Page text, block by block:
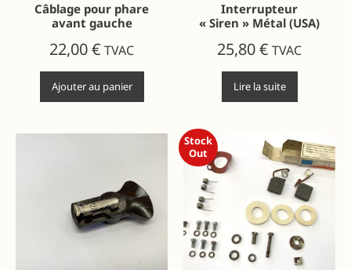
Câblage pour phare
avant gauche
22,00€ TVAC
Ajouter au panier
Interrupteur
« Siren » Métal (USA)
25,80€ TVAC
Lire la suite
Stock
Out